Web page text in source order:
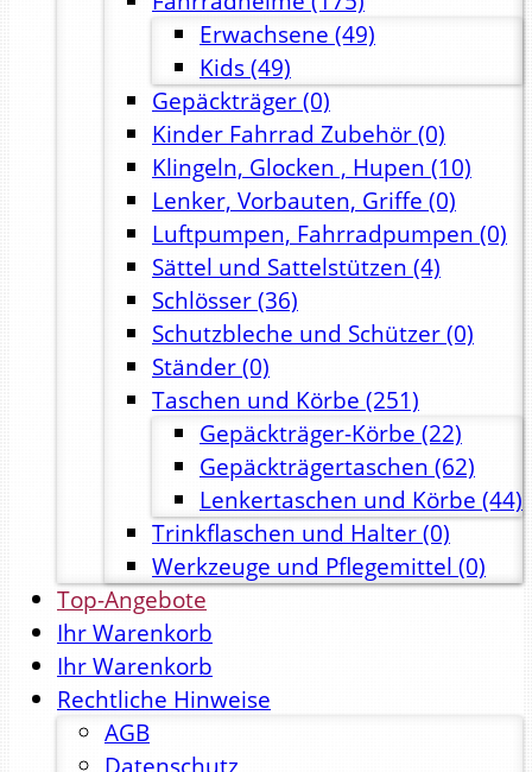
Erwachsene (49)
Kids(49)
Gepäckträger(0)
Kinder Fahrrad Zubehör(0)
Klingeln, Glocken , Hupen (10)
Lenker, Vorbauten, Griffe (0)
Luftpumpen, Fahrradpumpen (0)
Sättel und Sattelstützen (4)
Schlösser(36)
Schutzbleche und Schützer(0)
Ständer(0)
Taschen und Körbe (251)
Gepäckträger-Körbe (22)
Gepäckträgertaschen (62)
Lenkertaschen und Körbe (44)
Trinkflaschen und Halter(0)
Werkzeuge und Pflegemittel (0)
Top-Angebote
Ihr Warenkorb
Ihr Warenkorb
Rechtliche Hinweise
AGB